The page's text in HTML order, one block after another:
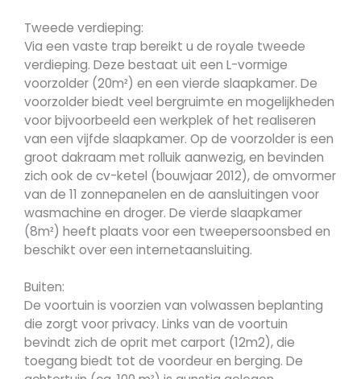
Tweede verdieping:
Via een vaste trap bereikt u de royale tweede
verdieping. Deze bestaat uit een L-vormige
voorzolder (20m²) en een vierde slaapkamer. De
voorzolder biedt veel bergruimte en mogelijkheden
voor bijvoorbeeld een werkplek of het realiseren
van een vijfde slaapkamer. Op de voorzolder is een
groot dakraam met rolluik aanwezig, en bevinden
zich ook de cv-ketel (bouwjaar 2012), de omvormer
van de 11 zonnepanelen en de aansluitingen voor
wasmachine en droger. De vierde slaapkamer
(8m²) heeft plaats voor een tweepersoonsbed en
beschikt over een internetaansluiting.
Buiten:
De voortuin is voorzien van volwassen beplanting
die zorgt voor privacy. Links van de voortuin
bevindt zich de oprit met carport (12m2), die
toegang biedt tot de voordeur en berging. De